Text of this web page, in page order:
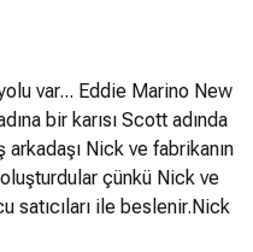
var... Eddie Marino New
bir karısı Scott adında
arkadaşı Nick ve fabrikanın
çünkü Nick ve
satıcıları ile beslenir.Nick
olan polisten yardım